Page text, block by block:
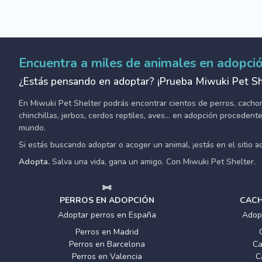
Encuentra a miles de animales en
¿Estás pensando en adoptar? ¡Prueba Miwuki Pet
En Miwuki Pet Shelter podrás encontrar cientos de perros,
chinchillas, jerbos, cerdos reptiles, aves... en adopción
mundo.
Si estás buscando adoptar o acoger un animal, ¡estás en el sitio
Adopta. Salva una vida, gana un amigo. Con Miwuki Pet Shelter.
PERROS EN ADOPCIÓN
Adoptar perros en España
Perros en Madrid
Perros en Barcelona
Perros en Valencia